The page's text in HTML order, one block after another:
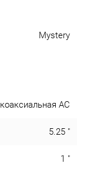
Mystery
коаксиальная АС
5.25 "
1 "